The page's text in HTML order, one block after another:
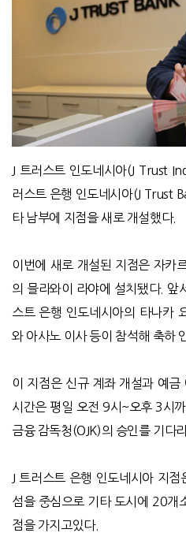
J 트러스트 인도네시아(J Trust
러스트 은행 인도네시아(J Trust
타 남부에 지점을 새로 개설했다.
이번에 새로 개설된 지점은 자카
의 믈라와이 라야에 설치됐다. 앞
스트 은행 인도네시아의 타나카
와 아사노 이사 등이 참석해 축하
이 지점은 신규 계좌 개설과 예금
시간은 평일 오전 9시~오후 3시
금융 감독청(OJK)의 승인를 기다
J 트러스트 은행 인도네시아 지
섬을 중심으로 기타 도시에 20개
점을 가지고있다.